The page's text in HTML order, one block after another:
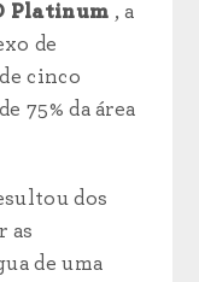
Platinum , a
de
cinco
75% da área
dos
as
de uma